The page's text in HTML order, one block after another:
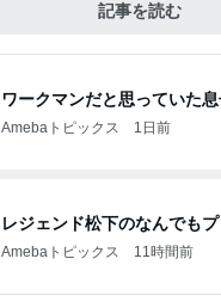
記事を読む
ワークマンだと思っていた
Amebaトピックス 1日前
レジェンド松下のなんでもプ
Amebaトピックス 11時間前